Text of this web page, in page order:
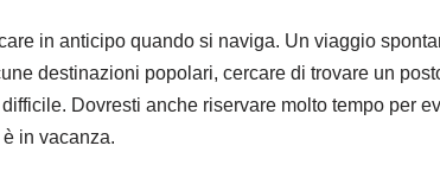
in anticipo quando si naviga. Un viaggio
destinazioni popolari, cercare di trovare un
Dovresti anche riservare molto tempo per
in vacanza.